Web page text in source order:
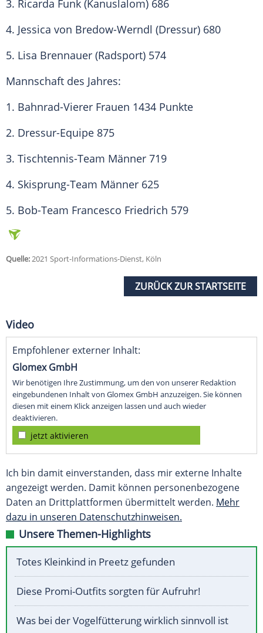
3. Ricarda Funk (Kanuslalom) 686
4. Jessica von Bredow-Werndl (Dressur) 680
5. Lisa Brennauer (Radsport) 574
Mannschaft des Jahres:
1. Bahnrad-Vierer Frauen 1434 Punkte
2. Dressur-Equipe 875
3. Tischtennis-Team Männer 719
4. Skisprung-Team Männer 625
5. Bob-Team Francesco Friedrich 579
Quelle:2021 Sport-Informations-Dienst, Köln
ZURÜCK ZUR STARTSEITE
Video
Empfohlener externer Inhalt:
Glomex GmbH
Wir benötigen Ihre Zustimmung, um den von unserer Redaktion
eingebundenen Inhalt von Glomex GmbH anzuzeigen. Sie können
diesen mit einem Klick anzeigen lassen und auch wieder
deaktivieren.
jetzt aktivieren
Ich bin damit einverstanden, dass mir externe Inhalte
angezeigt werden. Damit können personenbezogene
Daten an Drittplattformen übermittelt werden. Mehr
dazu in unseren Datenschutzhinweisen.
Unsere Themen-Highlights
Totes Kleinkind in Preetz gefunden
Diese Promi-Outfits sorgten für Aufruhr!
Was bei der Vogelfütterung wirklich sinnvoll ist